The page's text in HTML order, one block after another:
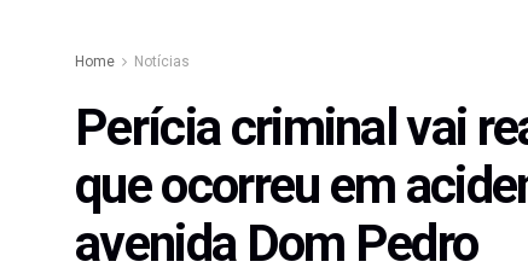
Home Notícias
Perícia criminal vai
que ocorreu em
avenida Dom Pedro